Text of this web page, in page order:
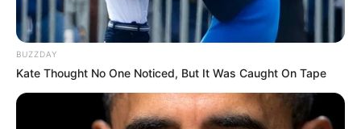
ShareFacebookWhatsAppTelegramMessenger
BUZZDAY
Kate Thought No One Noticed, But It Was Caught On Tape